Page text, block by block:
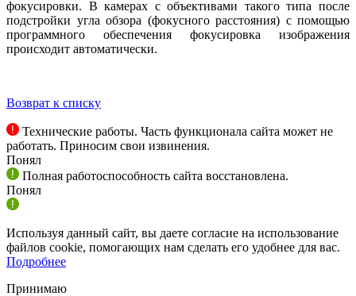
фокусировки. В камерах с объективами такого типа после
подстройки угла обзора (фокусного расстояния) с помощью
программного обеспечения фокусировка изображения
происходит автоматически.
Возврат к списку
Технические работы. Часть функционала сайта может не
работать. Приносим свои извинения.
Понял
Полная работоспособность сайта восстановлена.
Понял
Используя данный сайт, вы даете согласие на использование
файлов cookie, помогающих нам сделать его удобнее для вас.
Подробнее
Принимаю